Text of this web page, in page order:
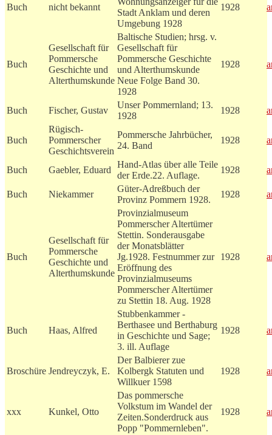
Buch nicht bekannt
Stadt Anklam und deren
Umgebung 1928
1928
Buch
Gesellschaft für
Pommersche
Geschichte und
Alterthumskunde
Baltische Studien; hrsg. v.
Gesellschaft für
Pommersche Geschichte
und Alterthumskunde
Neue Folge Band 30.
1928
1928
Buch Fischer, Gustav
Unser Pommernland; 13.
1928
1928
Buch
Rügisch-
Pommerscher
Geschichtsverein
Pommersche Jahrbücher,
24. Band
1928
Buch Gaebler, Eduard
Hand-Atlas über alle Teile
der Erde.22. Auflage.
1928
Buch Niekammer
Güter-Adreßbuch der
Provinz Pommern 1928.
1928
Buch
Gesellschaft für
Pommersche
Geschichte und
Alterthumskunde
Provinzialmuseum
Pommerscher Altertümer
Stettin. Sonderausgabe
der Monatsblätter
Jg.1928. Festnummer zur
Eröffnung des
Provinzialmuseums
Pommerscher Altertümer
zu Stettin 18. Aug. 1928
1928
Buch Haas, Alfred
Stubbenkammer -
Berthasee und Berthaburg
in Geschichte und Sage;
3. ill. Auflage
1928
Broschüre Jendreyczyk, E.
Der Balbierer zue
Kolbergk Statuten und
Willkuer 1598
1928
xxx Kunkel, Otto
Das pommersche
Volkstum im Wandel der
Zeiten.Sonderdruck aus
Popp "Pommernleben".
1928